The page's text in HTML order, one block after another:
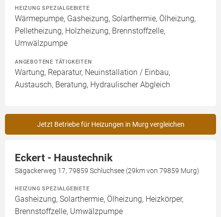
HEIZUNG SPEZIALGEBIETE
Wärmepumpe, Gasheizung, Solarthermie, Ölheizung,
Pelletheizung, Holzheizung, Brennstoffzelle,
Umwälzpumpe
ANGEBOTENE TÄTIGKEITEN
Wartung, Reparatur, Neuinstallation / Einbau,
Austausch, Beratung, Hydraulischer Abgleich
Jetzt Betriebe für Heizungen in Murg vergleichen
Eckert - Haustechnik
Sägackerweg 17, 79859 Schluchsee (29km von 79859 Murg)
HEIZUNG SPEZIALGEBIETE
Gasheizung, Solarthermie, Ölheizung, Heizkörper,
Brennstoffzelle, Umwälzpumpe